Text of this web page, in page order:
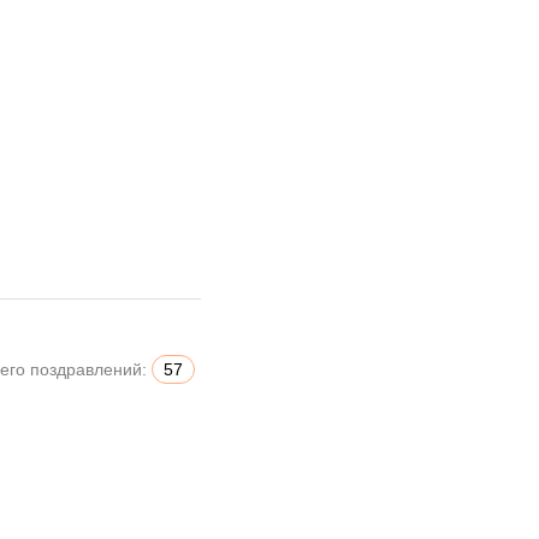
поздравлений: 57